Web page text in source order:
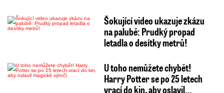
Šokující video ukazuje zkázu
na palubě: Prudký propad
letadla o desítky metrů!
U toho nemůžete chybět!
Harry Potter se po 25 letech
vrací do kin, aby oslavil…